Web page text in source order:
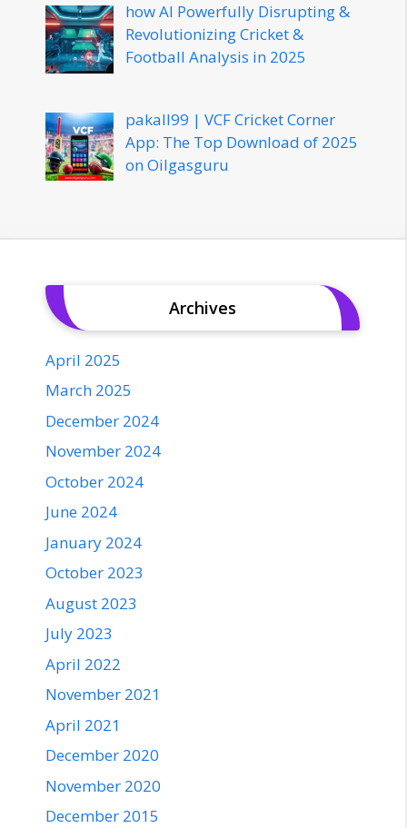
how AI Powerfully Disrupting &
Revolutionizing Cricket &
Football Analysis in 2025
pakall99 | VCF Cricket Corner
App: The Top Download of 2025
on Oilgasguru
Archives
April 2025
March 2025
December 2024
November 2024
October 2024
June 2024
January 2024
October 2023
August 2023
July 2023
April 2022
November 2021
April 2021
December 2020
November 2020
December 2015